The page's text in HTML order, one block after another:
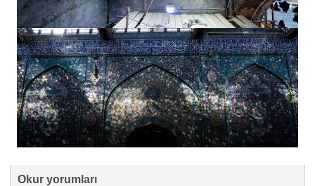
Okur yorumları